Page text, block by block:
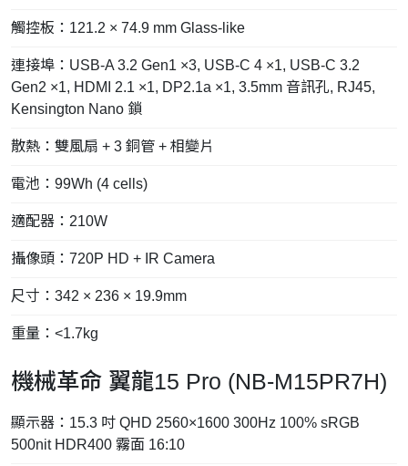
觸控板：121.2 × 74.9 mm Glass-like
連接埠：USB-A 3.2 Gen1 ×3, USB-C 4 ×1, USB-C 3.2
Gen2 ×1, HDMI 2.1 ×1, DP2.1a ×1, 3.5mm 音訊孔, RJ45,
Kensington Nano 鎖
散熱：雙風扇 + 3 銅管 + 相變片
電池：99Wh (4 cells)
適配器：210W
攝像頭：720P HD + IR Camera
尺寸：342 × 236 × 19.9mm
重量：<1.7kg
機械革命 翼龍15 Pro (NB-M15PR7H)
顯示器：15.3 吋 QHD 2560×1600 300Hz 100% sRGB
500nit HDR400 霧面 16:10